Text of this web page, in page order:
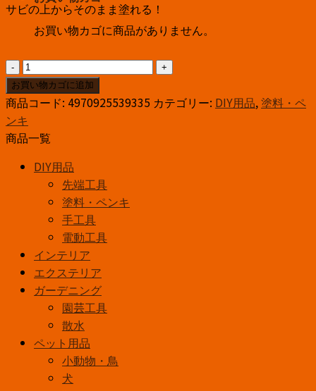
お買い物カゴに商品がありません。
サビの上からそのまま塗れる！
ｱ
ｻ
ﾋ
ﾍﾟ
ﾝ
油
性
ト
タ
ン
6kg
お買い物カゴに追加
商品コード: 4970925539335 カテゴリー: DIY用品,塗料・ペ
ンキ
商品一覧
DIY用品
先端工具
塗料・ペンキ
手工具
電動工具
インテリア
エクステリア
ガーデニング
園芸工具
散水
ペット用品
小動物・鳥
犬